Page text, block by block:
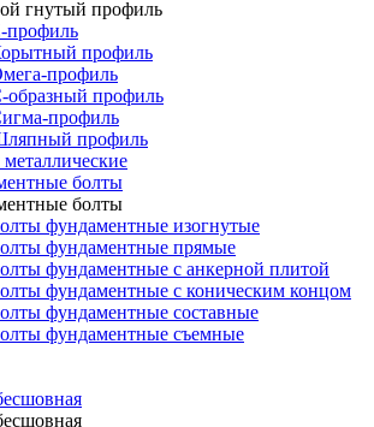
гнутый профиль
профиль
профиль
профиль
образный профиль
профиль
профиль
болты
болты
фундаментные изогнутые
фундаментные прямые
фундаментные с анкерной плитой
фундаментные с коническим концом
фундаментные составные
фундаментные съемные